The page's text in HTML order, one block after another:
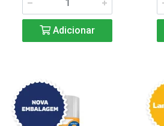
Adicionar